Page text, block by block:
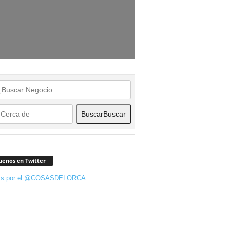
BuscarBuscar
en Twitter
por el @COSASDELORCA.